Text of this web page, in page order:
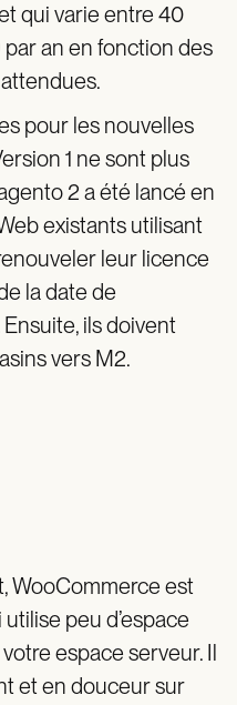
qui varie entre 40
an en fonction des
pour les nouvelles
1 ne sont plus
2 a été lancé en
existants utilisant
leur licence
la date de
ils doivent
vers M2.
WooCommerce est
peu d’espace
espace serveur. Il
et en douceur sur